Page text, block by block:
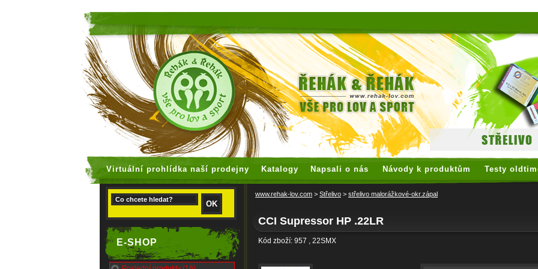
Virtuální prohlídka naší prodejny Katalogy Napsali o nás Návody k produktům Testy
E-SHOP
www.rehak-lov.com > Střelivo > střelivo malorážkové-okr.zápal
CCI Supressor HP .22LR
Kód zboží: 957 , 22SMX